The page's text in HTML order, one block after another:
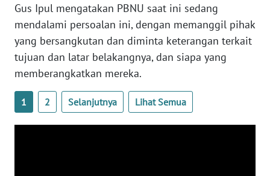
Gus Ipul mengatakan PBNU saat ini sedang
mendalami persoalan ini, dengan memanggil pihak
yang bersangkutan dan diminta keterangan terkait
tujuan dan latar belakangnya, dan siapa yang
memberangkatkan mereka.
1 2 Selanjutnya Lihat Semua
WN
KEPRI
WN
PAPUA
PAPUA
BARAT